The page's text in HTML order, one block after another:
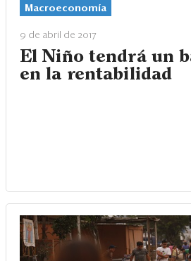
Eventos
Blogs
Ranking CEO
Macroeconomía
9 de abril de 2017
El Niño tendrá un
en la rentabilidad